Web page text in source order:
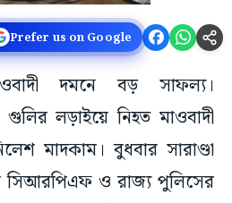
Prefer us on Google
দমনে বড় সাফল্য।
গুলির লড়াইয়ে নিহত মাওবাদী
মাদকাম। বুধবার সারাণ্ডা
সিআরপিএফ ও রাজ্য পুলিসের